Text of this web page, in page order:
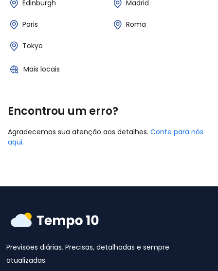
Edinburgh Madrid
Paris Roma
Tokyo
Mais locais
Encontrou um erro?
Agradecemos sua atenção aos detalhes. Conte para nós
aqui.
Previsões diárias. Precisas, detalhadas e sempre
atualizadas.